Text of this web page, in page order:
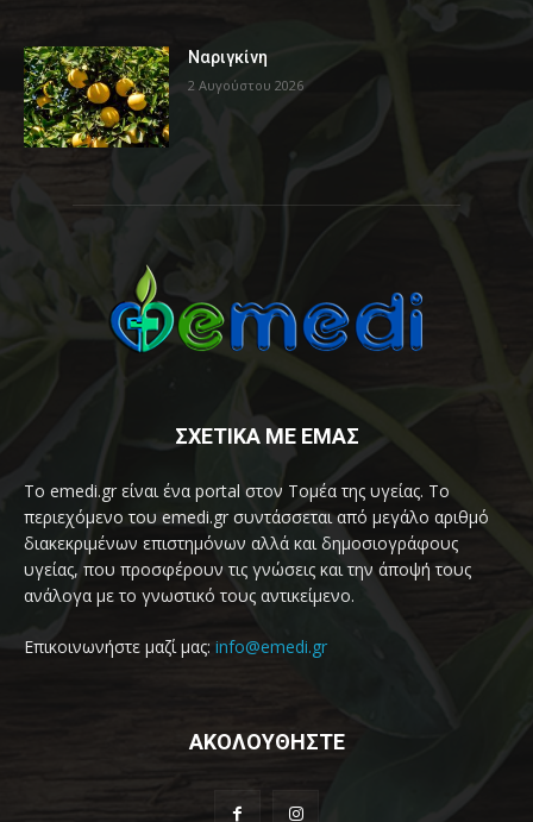
Ναριγκίνη
2 Αυγούστου 2026
ΣΧΕΤΙΚΑ ΜΕ ΕΜΑΣ
Το emedi.gr είναι ένα portal στον Τομέα της υγείας. Το
περιεχόμενο του emedi.gr συντάσσεται από μεγάλο αριθμό
διακεκριμένων επιστημόνων αλλά και δημοσιογράφους
υγείας, που προσφέρουν τις γνώσεις και την άποψή τους
ανάλογα με το γνωστικό τους αντικείμενο.
Επικοινωνήστε μαζί μας: info@emedi.gr
ΑΚΟΛΟΥΘΗΣΤΕ